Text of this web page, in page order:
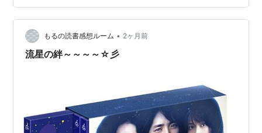
ドを捨てることで、理解者が格段に増えます。 そして、
理解者の存在は人生を豊かにしてくれます。 ★黄色い戦
士（13日間） とにかくチャレンジ！！ 自分のフィーリン
グ…
もるの読書感想ルーム • 2ヶ月前
流星の絆～～～～☆彡